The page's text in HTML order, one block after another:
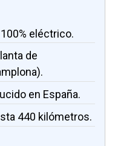
eléctrico.
de
en España.
440 kilómetros.